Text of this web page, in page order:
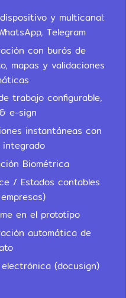
y multicanal:
Telegram
con burós de
mapas y validaciones
trabajo configurable,
e-sign
instantáneas con
integrado
Biométrica
/ Estados contables
en el prototipo
automática de
electrónica (docusign)